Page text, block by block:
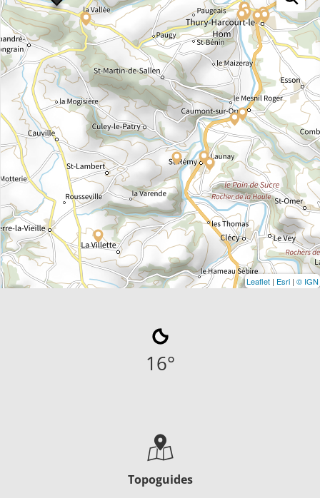
Leaflet | Esri | © IGN
16°
Topoguides